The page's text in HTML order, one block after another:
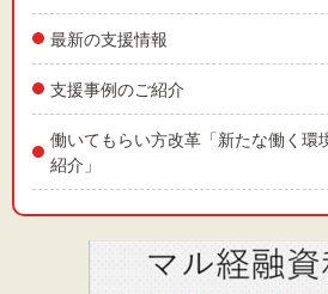
最新の支援情報
支援事例のご紹介
働いてもらい方改革「新たな働く環
紹介」